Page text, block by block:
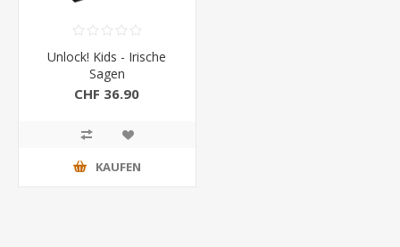
Unlock! Kids - Irische
Sagen
CHF 36.90
KAUFEN